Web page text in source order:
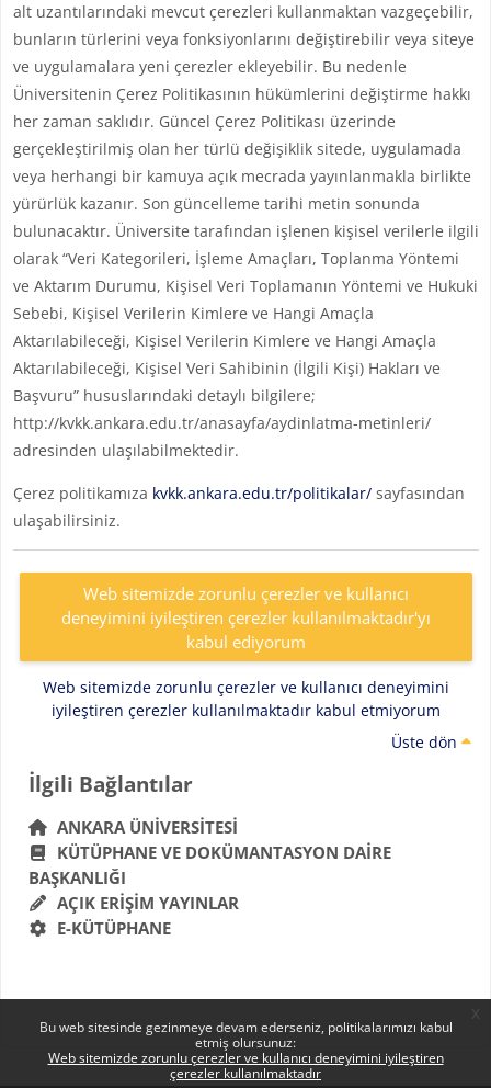
Bu web sitesinde gezinmeye devam ederseniz, politikalarımızı kabul
etmiş olursunuz:
Web sitemizde zorunlu çerezler ve kullanıcı deneyimini iyileştiren
çerezler kullanılmaktadır
alt uzantılarındaki mevcut çerezleri kullanmaktan vazgeçebilir,
bunların türlerini veya fonksiyonlarını değiştirebilir veya siteye
ve uygulamalara yeni çerezler ekleyebilir. Bu nedenle
Üniversitenin Çerez Politikasının hükümlerini değiştirme hakkı
her zaman saklıdır. Güncel Çerez Politikası üzerinde
gerçekleştirilmiş olan her türlü değişiklik sitede, uygulamada
veya herhangi bir kamuya açık mecrada yayınlanmakla birlikte
yürürlük kazanır. Son güncelleme tarihi metin sonunda
bulunacaktır. Üniversite tarafından işlenen kişisel verilerle ilgili
olarak “Veri Kategorileri, İşleme Amaçları, Toplanma Yöntemi
ve Aktarım Durumu, Kişisel Veri Toplamanın Yöntemi ve Hukuki
Sebebi, Kişisel Verilerin Kimlere ve Hangi Amaçla
Aktarılabileceği, Kişisel Verilerin Kimlere ve Hangi Amaçla
Aktarılabileceği, Kişisel Veri Sahibinin (İlgili Kişi) Hakları ve
Başvuru” hususlarındaki detaylı bilgilere;
http://kvkk.ankara.edu.tr/anasayfa/aydinlatma-metinleri/
adresinden ulaşılabilmektedir.
Çerez politikamıza kvkk.ankara.edu.tr/politikalar/sayfasından
ulaşabilirsiniz.
Web sitemizde zorunlu çerezler ve kullanıcı
deneyimini iyileştiren çerezler kullanılmaktadır'yı
kabul ediyorum
Web sitemizde zorunlu çerezler ve kullanıcı deneyimini
iyileştiren çerezler kullanılmaktadır kabul etmiyorum
Üste dön
Bloklar
İlgili Bağlantılar 'yı atla
İlgili Bağlantılar
ANKARA ÜNIVERSITESI
KÜTÜPHANE VE DOKÜMANTASYON DAIRE
BAŞKANLIĞI
AÇIK ERIŞIM YAYINLAR
E-KÜTÜPHANE